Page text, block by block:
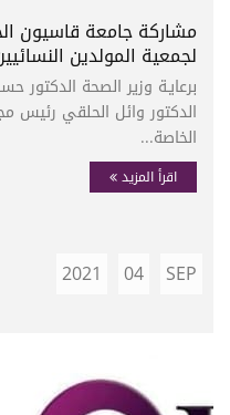
مشاركة جامعة قاسيون
لجمعية المولدين
برعايـة وزير الصحة الدكتور
الدكتور وائل الحلقي رئيس
الخاصة...
اقرأ المزيد
SEP
04
2021